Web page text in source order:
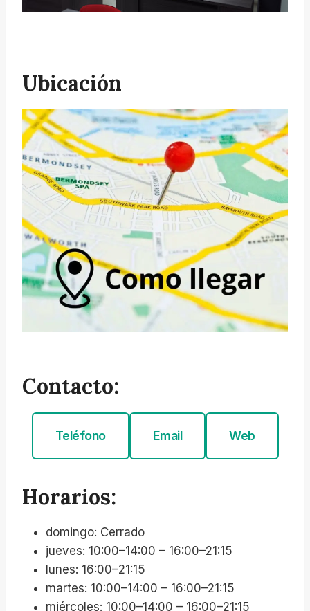
Ubicación
Contacto:
Teléfono Email Web
Horarios:
domingo: Cerrado
jueves: 10:00–14:00 – 16:00–21:15
lunes: 16:00–21:15
martes: 10:00–14:00 – 16:00–21:15
miércoles: 10:00–14:00 – 16:00–21:15